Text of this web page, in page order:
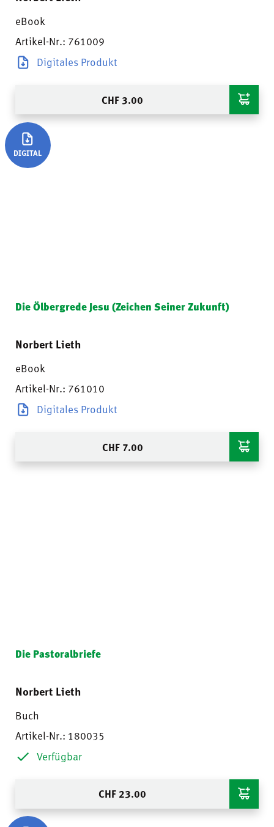
eBook
Artikel-Nr.: 761009
Digitales Produkt
CHF 3.00
DIGITAL
Die Ölbergrede Jesu (Zeichen Seiner Zukunft)
Norbert Lieth
eBook
Artikel-Nr.: 761010
Digitales Produkt
CHF 7.00
Die Pastoralbriefe
Norbert Lieth
Buch
Artikel-Nr.: 180035
Verfügbar
CHF 23.00